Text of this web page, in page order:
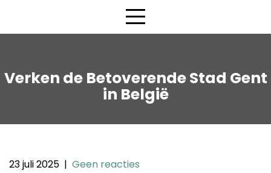
Verken de Betoverende Stad Gent
in België
23 juli 2025 | Geen reacties